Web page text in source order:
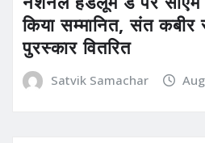
किया सम्मानित, संत कबीर
पुरस्कार वितरित
Satvik Samachar